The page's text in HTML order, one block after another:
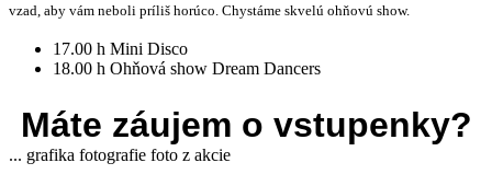
vzad, aby vám neboli príliš horúco. Chystáme skvelú ohňovú show.
17.00 h Mini Disco
18.00 h Ohňová show Dream Dancers
Máte záujem o vstupenky?
... grafika fotografie foto z akcie